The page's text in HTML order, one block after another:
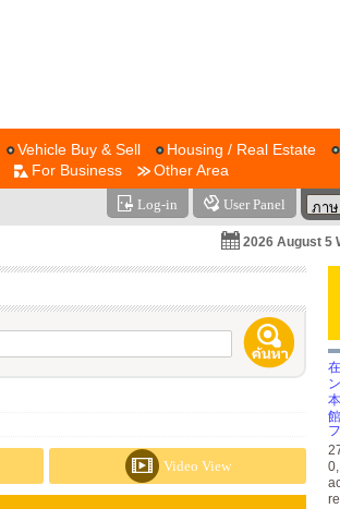
Vehicle Buy & Sell Housing / Real Estate
For Business Other Area
Log-in User Panel
2026 August 5
Video View